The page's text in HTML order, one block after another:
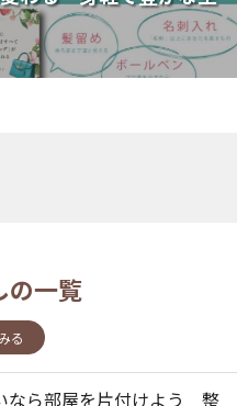
の一覧
る
なら部屋を片付けよう 整